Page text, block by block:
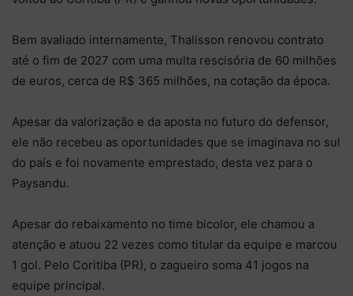
Bem avaliado internamente, Thalisson renovou contrato
até o fim de 2027 com uma multa rescisória de 60 milhões
de euros, cerca de R$ 365 milhões, na cotação da época.
Apesar da valorização e da aposta no futuro do defensor,
ele não recebeu as oportunidades que se imaginava no sul
do país e foi novamente emprestado, desta vez para o
Paysandu.
Apesar do rebaixamento no time bicolor, ele chamou a
atenção e atuou 22 vezes como titular da equipe e marcou
1 gol. Pelo Coritiba (PR), o zagueiro soma 41 jogos na
equipe principal.